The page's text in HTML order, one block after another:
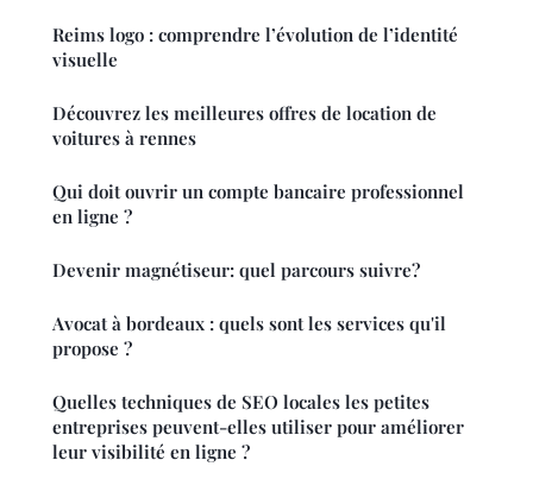
Reims logo : comprendre l’évolution de l’identité
visuelle
Découvrez les meilleures offres de location de
voitures à rennes
Qui doit ouvrir un compte bancaire professionnel
en ligne ?
Devenir magnétiseur: quel parcours suivre?
Avocat à bordeaux : quels sont les services qu'il
propose ?
Quelles techniques de SEO locales les petites
entreprises peuvent-elles utiliser pour améliorer
leur visibilité en ligne ?